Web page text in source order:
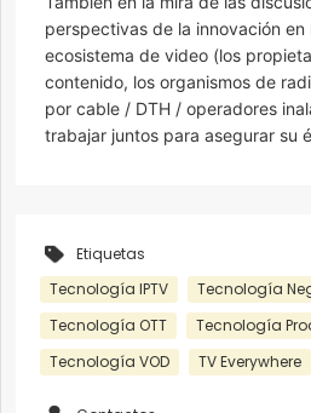
perspectivas de la innovación
ecosistema de video (los
contenido, los organismos de
por cable / DTH / operadores
trabajar juntos para asegurar su
Etiquetas
Tecnología IPTV
Tecnología
Tecnología OTT
Tecnología
Tecnología VOD
TV Everywhere